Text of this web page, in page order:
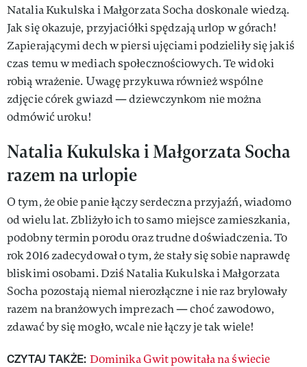
Natalia Kukulska i Małgorzata Socha doskonale wiedzą.
Jak się okazuje, przyjaciółki spędzają urlop w górach!
Zapierającymi dech w piersi ujęciami podzieliły się jakiś
czas temu w mediach społecznościowych. Te widoki
robią wrażenie. Uwagę przykuwa również wspólne
zdjęcie córek gwiazd — dziewczynkom nie można
odmówić uroku!
Natalia Kukulska i Małgorzata Socha
razem na urlopie
O tym, że obie panie łączy serdeczna przyjaźń, wiadomo
od wielu lat. Zbliżyło ich to samo miejsce zamieszkania,
podobny termin porodu oraz trudne doświadczenia. To
rok 2016 zadecydował o tym, że stały się sobie naprawdę
bliskimi osobami. Dziś Natalia Kukulska i Małgorzata
Socha pozostają niemal nierozłączne i nie raz brylowały
razem na branżowych imprezach — choć zawodowo,
zdawać by się mogło, wcale nie łączy je tak wiele!
CZYTAJ TAKŻE: Dominika Gwit powitała na świecie